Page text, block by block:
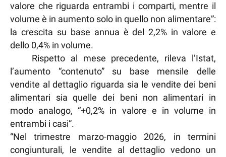
valore che riguarda entrambi i comparti, mentre il
volume è in aumento solo in quello non alimentare”:
la crescita su base annua è del 2,2% in valore e
dello 0,4% in volume.
Rispetto al mese precedente, rileva l’Istat,
l’aumento “contenuto” su base mensile delle
vendite al dettaglio riguarda sia le vendite dei beni
alimentari sia quelle dei beni non alimentari in
modo analogo, “+0,2% in valore e in volume in
entrambi i casi”.
“Nel trimestre marzo-maggio 2026, in termini
congiunturali, le vendite al dettaglio vedono un